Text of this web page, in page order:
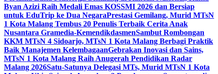
Byan Azizi Raih Medali Emas KOSSMI 2026 dan Bersiap
untuk EduTrip ke Dua NegaraPrestasi Gemilang, Murid MTsN
1 Kota Malang Tembus 20 Penulis Terbaik Cerita Anak
Nusantara Gramedia-KemendikdasmenSambut Rombongan
KKM MTsN 4 Sidoarjo, MTsN 1 Kota Malang Berbagi Praktik
Baik Manajemen KelembagaanGebrakan Inovasi dan Sains,
MTsN 1 Kota Malang Raih Anugerah Pendidikan Radar
Malang 2026Satu-Satunya Delegasi MTs, Murid MTsN 1 Kota